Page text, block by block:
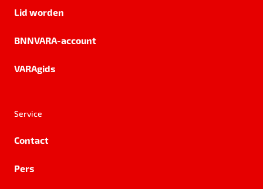
Lid worden
BNNVARA-account
VARAgids
Service
Contact
Pers